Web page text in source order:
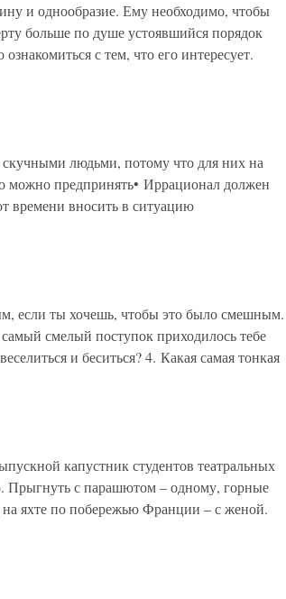
и однообразие. Ему необходимо, чтобы
больше по душе устоявшийся порядок
с тем, что его интересует.
людьми, потому что для них на
можно предпринять• Иррационал должен
времени вносить в ситуацию
если ты хочешь, чтобы это было смешным.
смелый поступок приходилось тебе
и беситься? 4. Какая самая тонкая
капустник студентов театральных
Прыгнуть с парашютом – одному, горные
яхте по побережью Франции – с женой.